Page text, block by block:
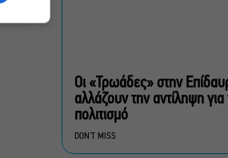
Χριστίνας
Δημοτικό
Οι «Τρωάδες» στην
αλλάζουν την αντίληψη για
πολιτισμό
DON'T MISS